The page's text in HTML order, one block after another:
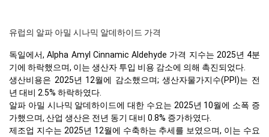
유럽의 알파 아밀 시나믹 알데하이드 가격
독일에서, Alpha Amyl Cinnamic Aldehyde 가격 지수는 2025년 4분
기에 하락했으며, 이는 생산자 투입 비용 감소에 의해 촉진되었다.
생산비용은 2025년 12월에 감소했으며; 생산자물가지수(PPI)는 전
년 대비 2.5% 하락하였다.
알파 아밀 시나믹 알데하이드에 대한 수요는 2025년 10월에 소폭 증
가했으며, 산업 생산은 전년 동기 대비 0.8% 증가하였다.
제조업 지수는 2025년 12월에 수축하는 추세를 보였으며, 이는 수요